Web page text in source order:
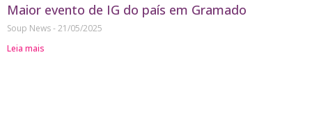
Maior evento de IG do país em Gramado
Soup News 21/05/2025
Leia mais